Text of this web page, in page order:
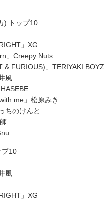
) トップ10
」XG
」Creepy Nuts
& FURIOUS)」TERIYAKI BOYZ
風
me」松原みき
ちのけんと
プ10
風
」XG